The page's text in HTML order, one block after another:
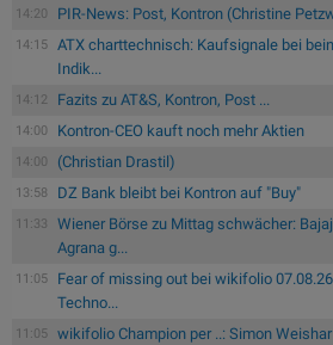
14:20 PIR-News: Post, Kontron (Christine
14:15
ATX charttechnisch: Kaufsignale bei
Indik...
14:12 Fazits zu AT&S, Kontron, Post ...
14:00 Kontron-CEO kauft noch mehr Aktien
14:00 (Christian Drastil)
13:58 DZ Bank bleibt bei Kontron auf "Buy"
11:33
Wiener Börse zu Mittag schwächer: Bajaj
Agrana g...
11:05
Fear of missing out bei wikifolio
Techno...
11:05
wikifolio Champion per ..: Simon